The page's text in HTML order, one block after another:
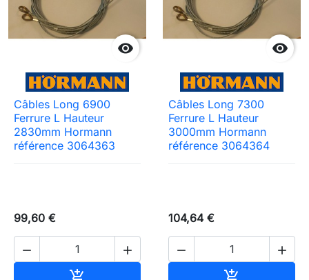

Câbles Long 6900
Ferrure L Hauteur
2830mm Hormann
référence 3064363
99,60 €
 


Câbles Long 7300
Ferrure L Hauteur
3000mm Hormann
référence 3064364
104,64 €
 

Need-door